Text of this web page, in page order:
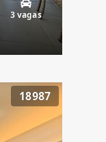
3 vagas
18987